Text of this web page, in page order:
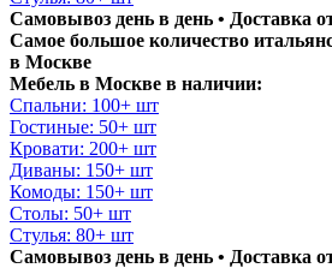
Самовывоз день в день • Доставка
Самое большое количество
в Москве
Мебель в Москве в наличии:
Спальни: 100+ шт
Гостиные: 50+ шт
Кровати: 200+ шт
Диваны: 150+ шт
Комоды: 150+ шт
Столы: 50+ шт
Стулья: 80+ шт
Самовывоз день в день • Доставка